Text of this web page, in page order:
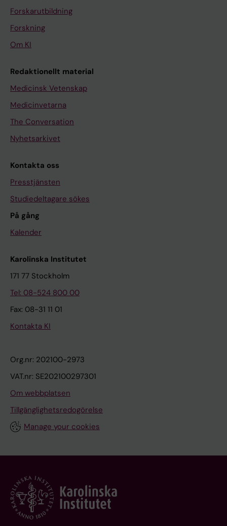
Forskarutbildning
Forskning
Om KI
Redaktionellt material
Medicinsk Vetenskap
Medicinvetarna
The Conversation
Nyhetsarkivet
Kontakta oss
Presstjänsten
Studiedeltagare sökes
På gång
Kalender
Karolinska Institutet
171 77 Stockholm
Tel: 08-524 800 00
Fax: 08-31 11 01
Kontakta KI
Org.nr: 202100-2973
VAT.nr: SE202100297301
Om webbplatsen
Tillgänglighetsredogörelse
Manage your cookies